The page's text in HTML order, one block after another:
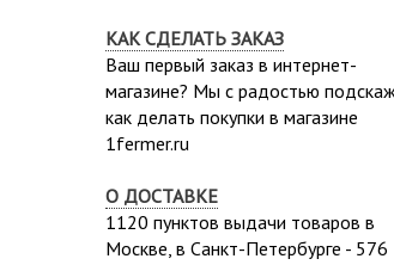
КАК СДЕЛАТЬ ЗАКАЗ
Ваш первый заказ в интернет-
магазине? Мы с радостью
как делать покупки в магазине
1fermer.ru
О ДОСТАВКЕ
1120 пунктов выдачи товаров в
Москве, в Санкт-Петербурге - 576